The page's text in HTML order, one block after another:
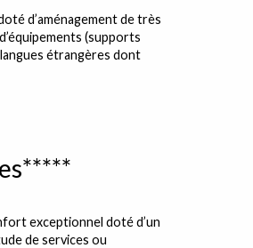
d’aménagement de très
(supports
étrangères dont
exceptionnel doté d’un
de services ou